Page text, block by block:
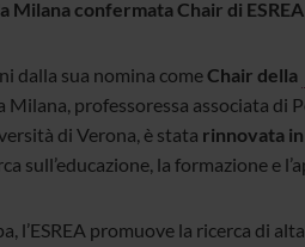
Milana confermata Chair di ESREA
dalla sua nomina comeChair della
Milana, professoressa associata di
di Verona, è stata rinnovata
sull’educazione, la formazione e
l’ESREA promuove la ricerca di